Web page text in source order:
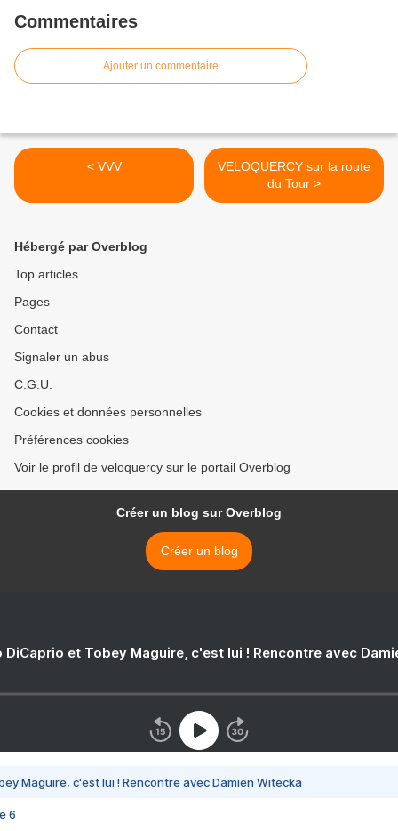
Commentaires
Ajouter un commentaire
< VVV
VELOQUERCY sur la route
du Tour >
Hébergé par Overblog
Top articles
Pages
Contact
Signaler un abus
C.G.U.
Cookies et données personnelles
Préférences cookies
Voir le profil de veloquercy sur le portail Overblog
Créer un blog sur Overblog
Créer un blog
DiCaprio et Tobey Maguire, c'est lui ! Rencontre avec
Maguire, c'est lui ! Rencontre avec Damien Witecka
6